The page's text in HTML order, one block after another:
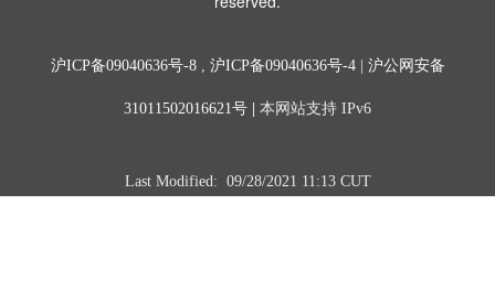
沪ICP备09040636号-8, 沪ICP备09040636号-4| 沪公网安备
31011502016621号 | 本网站支持 IPv6
Last Modified: 09/28/2021 11:13 CUT